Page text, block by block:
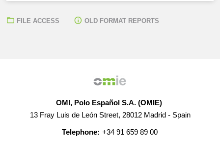
FILE ACCESS OLD FORMAT REPORTS
OMI, Polo Español S.A. (OMIE)
13 Fray Luis de León Street, 28012 Madrid - Spain
Telephone: +34 91 659 89 00